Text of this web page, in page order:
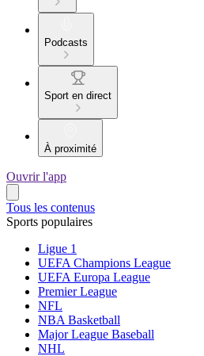
Podcasts
Sport en direct
À proximité
Ouvrir l'app
Tous les contenus
Sports populaires
Ligue 1
UEFA Champions League
UEFA Europa League
Premier League
NFL
NBA Basketball
Major League Baseball
NHL